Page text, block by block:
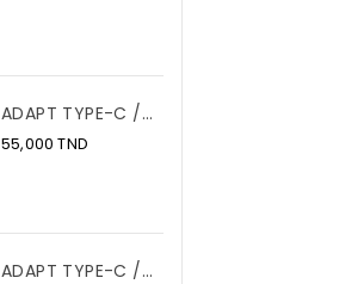
ADAPT TYPE-C /...
55,000 TND
ADAPT TYPE-C /...